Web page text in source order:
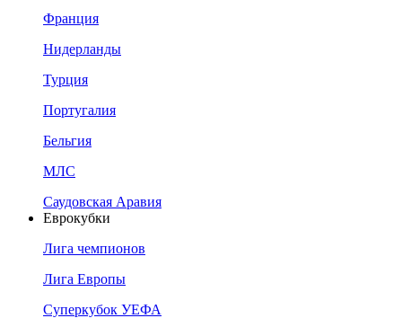
Франция
Нидерланды
Турция
Португалия
Бельгия
МЛС
Саудовская Аравия
Еврокубки
Лига чемпионов
Лига Европы
Суперкубок УЕФА